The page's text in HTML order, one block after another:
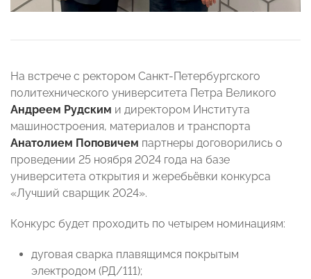
На встрече с ректором Санкт-Петербургского
политехнического университета Петра Великого
Андреем Рудским и директором Института
машиностроения, материалов и транспорта
Анатолием Поповичем партнеры договорились о
проведении 25 ноября 2024 года на базе
университета открытия и жеребьёвки конкурса
«Лучший сварщик 2024».
Конкурс будет проходить по четырем номинациям:
дуговая сварка плавящимся покрытым
электродом (РД/111);